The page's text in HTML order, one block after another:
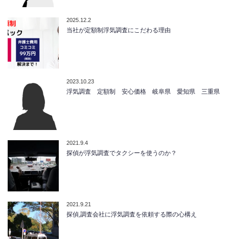
2025.12.2
当社が定額制浮気調査にこだわる理由
2023.10.23
浮気調査 定額制 安心価格 岐阜県 愛知県 三重県
2021.9.4
探偵が浮気調査でタクシーを使うのか？
2021.9.21
探偵,調査会社に浮気調査を依頼する際の心構え